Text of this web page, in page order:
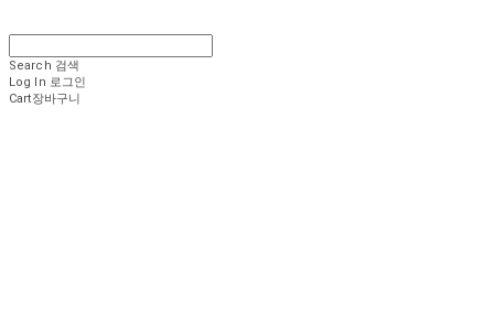
Search 검색
Log In 로그인
Cart장바구니